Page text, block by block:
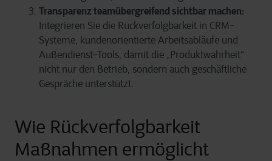
Transparenz teamübergreifend sichtbar machen:
Integrieren Sie die Rückverfolgbarkeit in CRM-
Systeme, kundenorientierte Arbeitsabläufe und
Außendienst-Tools, damit die „Produktwahrheit“
nicht nur den Betrieb, sondern auch geschäftliche
Gespräche unterstützt.
Wie Rückverfolgbarkeit
Maßnahmen ermöglicht